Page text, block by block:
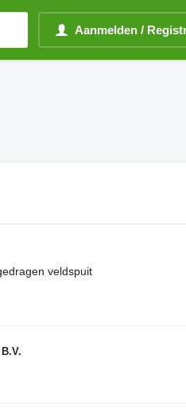
Aanmelden /
veldspuit